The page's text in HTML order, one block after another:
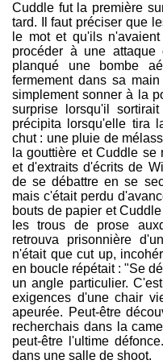
Cuddle fut la première
tard. Il faut préciser que
le mot et qu'ils
procéder à une attaque
planqué une bombe
fermement dans sa
simplement sonner à la
surprise lorsqu'il
précipita lorsqu'elle tira
chut : une pluie de
la gouttière et Cuddle se
et d'extraits d'écrits de
de se débattre en se
mais c'était perdu
bouts de papier et
les trous de prose
retrouva prisonnière
n'était que cut up,
en boucle répétait : "Se
un angle particulier.
exigences d'une chair
apeurée. Peut-être
recherchais dans la
peut-être l'ultime
dans une salle de shoot.